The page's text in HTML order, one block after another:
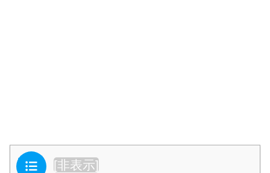
目次 [非表示]